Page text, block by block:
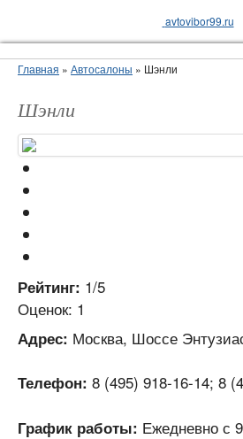
avtovibor99.ru
Главная » Автосалоны » Шэнли
Шэнли
Рейтинг: 1/5
Оценок: 1
Адрес: Москва, Шоссе
Телефон: 8 (495) 918-16-14; 8
График работы: Ежедневно с